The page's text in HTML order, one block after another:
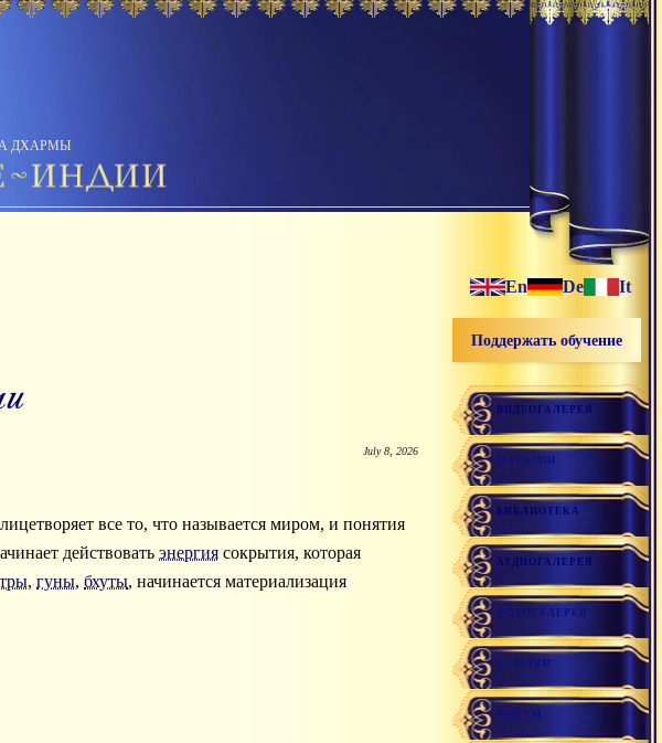
ДХАРМЫ
July 8, 2026
все то, что называется миром, и понятия
действовать энергия сокрытия, которая
, гуны, бхуты, начинается материализация
En De It
Поддержать обучение
ВИДЕОГАЛЕРЕЯ
МАГАЗИН
БИБЛИОТЕКА
АУДИОГАЛЕРЕЯ
ФОТОГАЛЕРЕЯ
ССЫЛКИ
ФОРУМ